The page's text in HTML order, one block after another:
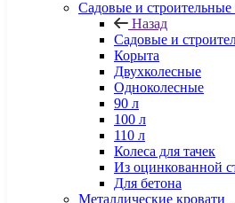
Садовые и строительные
Назад
Садовые и
Корыта
Двухколесные
Одноколесные
90 л
100 л
110 л
Колеса для тачек
Из оцинкованной
Для бетона
Металлические кровати